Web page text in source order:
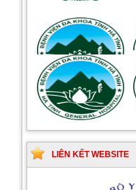
Hướng dẫn quy trình kỹ
thuật Chuyên khoa
Phẫu thuật Tiết niệu
LIÊN KẾT WEBSITE